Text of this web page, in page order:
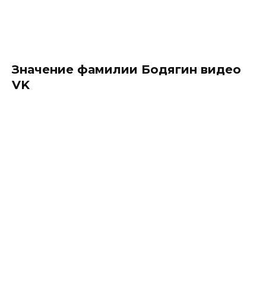
Значение фамилии Бодягин видео
VK